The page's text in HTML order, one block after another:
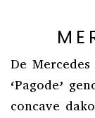
De
‘Pagode’
concave